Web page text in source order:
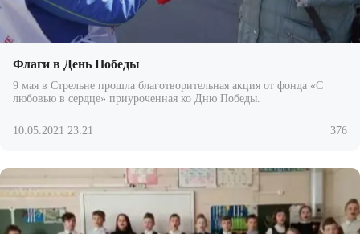
Флаги в День Победы
9 мая в Стрельне прошла благотворительная акция от фонда «С
любовью в сердце» приуроченная ко Дню Победы.
10.05.2021 23:21 376